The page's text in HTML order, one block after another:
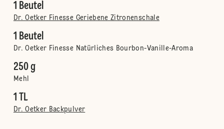
1 Beutel
Dr. Oetker Finesse Geriebene Zitronenschale
1 Beutel
Dr. Oetker Finesse Natürliches Bourbon-Vanille-Aroma
250 g
Mehl
1 TL
Dr. Oetker Backpulver